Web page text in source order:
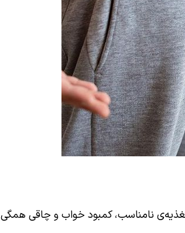
تغذیه‌ی نامناسب، کمبود خواب و چاقی همگی